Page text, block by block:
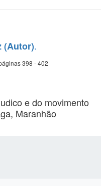
(Autor).
398 - 402
e do movimento
Maranhão